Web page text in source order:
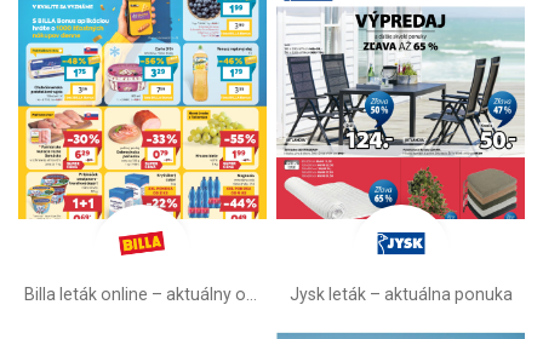
Billa leták online –⁠ aktuálny od stredy Jysk leták – aktuálna ponuka